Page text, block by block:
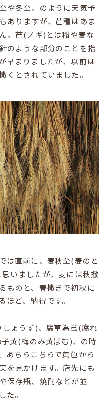
や冬至、のように天気予
ありますが、芒種はあま
。芒(ノギ)とは稲や麦な
のような部分のことを指
早まりましたが、以前は
くとされていました。
は直前に、麦秋至(麦のと
いましたが、麦には秋撒
ものと、春撒きで初秋に
ほど、納得です。
ょうず)、腐草為蛍(腐れ
黄(梅のみ黄ばむ)、の時
あちらこちらで黄色から
を見かけます。店先にも
保存瓶、焼酎などが並
た。